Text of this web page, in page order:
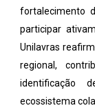
fortalecimento
participar
Unilavras
regional,
identificação
ecossistema